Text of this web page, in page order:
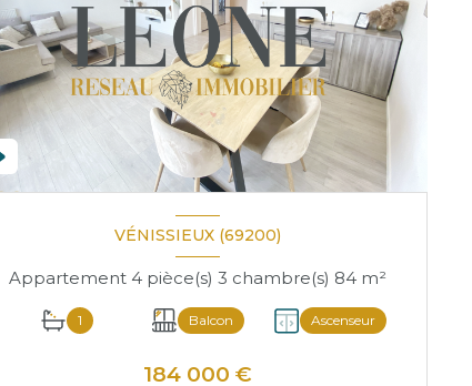
VÉNISSIEUX (69200)
Appartement 4 pièce(s) 3 chambre(s) 84 m²
1 Balcon Ascenseur
184 000 €